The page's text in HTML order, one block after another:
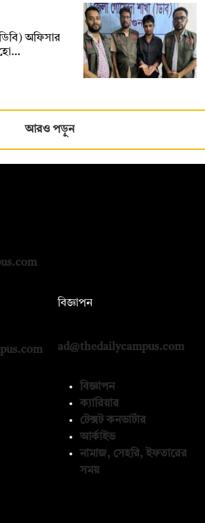
অফিসার
হো…
আরও পড়ুন
বিজ্ঞাপন
ad@thedailycampus.com
বিজ্ঞাপন
ক্যারিয়ার
টেক্সট কনভার্টার
আর্কাইভ
নামাজ, সেহরি, ইফতারের
সময়